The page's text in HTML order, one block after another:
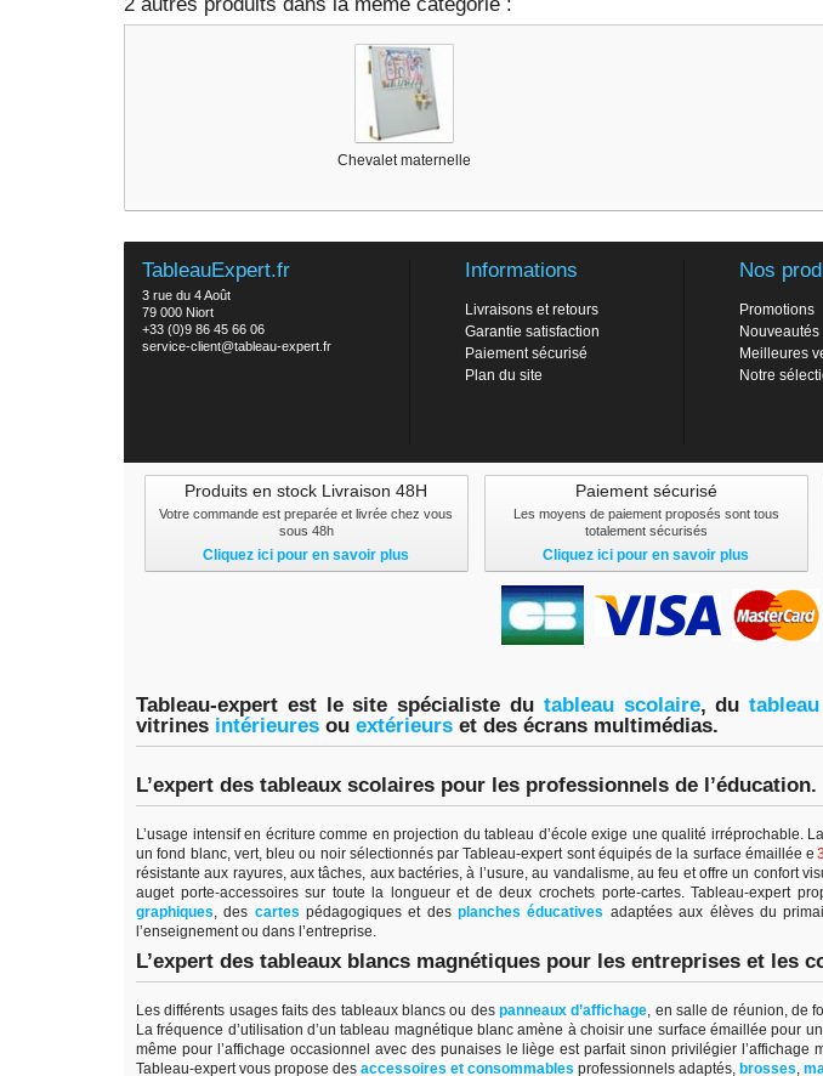
Chevalet maternelle
TableauExpert.fr
3 rue du 4 Août
79 000 Niort
+33 (0)9 86 45 66 06
service-client@tableau-expert.fr
Informations
Livraisons et retours
Garantie satisfaction
Paiement sécurisé
Plan du site
Nos
Promotions
Nouveautés
Meilleures
Notre
Produits en stock Livraison 48H
Votre commande est preparée et livrée chez vous
sous 48h
Cliquez ici pour en savoir plus
Paiement sécurisé
Les moyens de paiement proposés sont tous
totalement sécurisés
Cliquez ici pour en savoir plus
Tableau-expert est le site spécialiste du tableau scolaire, du
vitrines intérieures ou extérieurs et des écrans multimédias.
L’expert des tableaux scolaires pour les professionnels de l’éducation.
L’usage intensif en écriture comme en projection du tableau d’école exige une qualité irréprochable.
un fond blanc, vert, bleu ou noir sélectionnés par Tableau-expert sont équipés de la surface émaillée e
résistante aux rayures, aux tâches, aux bactéries, à l’usure, au vandalisme, au feu et offre un confort
auget porte-accessoires sur toute la longueur et de deux crochets porte-cartes. Tableau-expert
graphiques, des cartes pédagogiques et des planches éducatives adaptées aux élèves du
l’enseignement ou dans l’entreprise.
L’expert des tableaux blancs magnétiques pour les entreprises et les
Les différents usages faits des tableaux blancs ou des panneaux d’affichage, en salle de réunion, de
La fréquence d’utilisation d’un tableau magnétique blanc amène à choisir une surface émaillée
même pour l’affichage occasionnel avec des punaises le liège est parfait sinon privilégier l’affichage
Tableau-expert vous propose des accessoires et consommables professionnels adaptés, brosses,